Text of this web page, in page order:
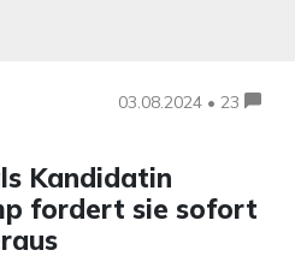
03.08.2024 • 23
Kandidatin
fordert sie sofort